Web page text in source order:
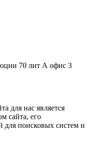
70 лит А офис 3
для нас является
сайта, его
для поисковых систем и